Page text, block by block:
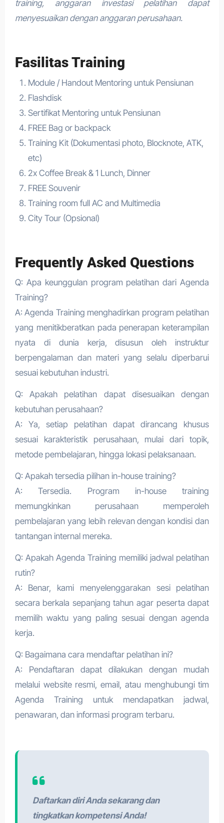
training, anggaran investasi pelatihan dapat
menyesuaikan dengan anggaran perusahaan.
Fasilitas Training
Module / Handout Mentoring untuk Pensiunan
Flashdisk
Sertifikat Mentoring untuk Pensiunan
FREE Bag or backpack
Training Kit (Dokumentasi photo, Blocknote, ATK,
etc)
2x Coffee Break & 1 Lunch, Dinner
FREE Souvenir
Training room full AC and Multimedia
City Tour (Opsional)
Frequently Asked Questions
Q: Apa keunggulan program pelatihan dari Agenda
Training?
A: Agenda Training menghadirkan program pelatihan
yang menitikberatkan pada penerapan keterampilan
nyata di dunia kerja, disusun oleh instruktur
berpengalaman dan materi yang selalu diperbarui
sesuai kebutuhan industri.
Q: Apakah pelatihan dapat disesuaikan dengan
kebutuhan perusahaan?
A: Ya, setiap pelatihan dapat dirancang khusus
sesuai karakteristik perusahaan, mulai dari topik,
metode pembelajaran, hingga lokasi pelaksanaan.
Q: Apakah tersedia pilihan in-house training?
A: Tersedia. Program in-house training
memungkinkan perusahaan memperoleh
pembelajaran yang lebih relevan dengan kondisi dan
tantangan internal mereka.
Q: Apakah Agenda Training memiliki jadwal pelatihan
rutin?
A: Benar, kami menyelenggarakan sesi pelatihan
secara berkala sepanjang tahun agar peserta dapat
memilih waktu yang paling sesuai dengan agenda
kerja.
Q: Bagaimana cara mendaftar pelatihan ini?
A: Pendaftaran dapat dilakukan dengan mudah
melalui website resmi, email, atau menghubungi tim
Agenda Training untuk mendapatkan jadwal,
penawaran, dan informasi program terbaru.
Daftarkan diri Anda sekarang dan
tingkatkan kompetensi Anda!